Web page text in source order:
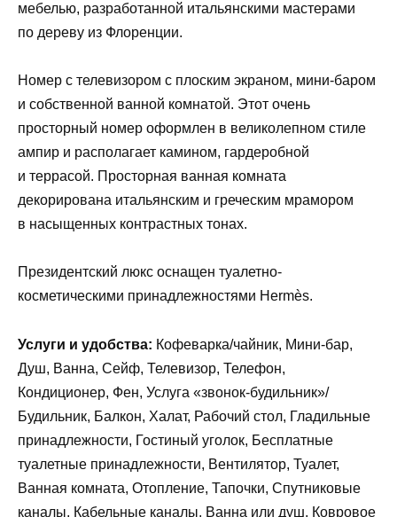
мебелью, разработанной итальянскими мастерами
по дереву из Флоренции.
Номер с телевизором с плоским экраном, мини-баром
и собственной ванной комнатой. Этот очень
просторный номер оформлен в великолепном стиле
ампир и располагает камином, гардеробной
и террасой. Просторная ванная комната
декорирована итальянским и греческим мрамором
в насыщенных контрастных тонах.
Президентский люкс оснащен туалетно-
косметическими принадлежностями Hermès.
Услуги и удобства: Кофеварка/чайник, Мини-бар,
Душ, Ванна, Сейф, Телевизор, Телефон,
Кондиционер, Фен, Услуга «звонок-будильник»/
Будильник, Балкон, Халат, Рабочий стол, Гладильные
принадлежности, Гостиный уголок, Бесплатные
туалетные принадлежности, Вентилятор, Туалет,
Ванная комната, Отопление, Тапочки, Спутниковые
каналы, Кабельные каналы, Ванна или душ, Ковровое